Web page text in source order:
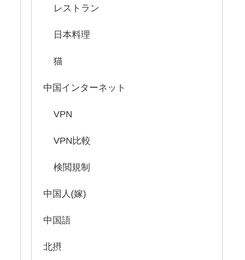
レストラン
日本料理
猫
中国インターネット
VPN
VPN比較
検閲規制
中国人(嫁)
中国語
北摂